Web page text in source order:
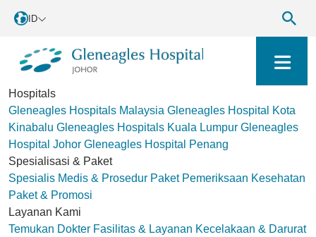
ID
Hospitals
Gleneagles Hospitals Malaysia Gleneagles Hospital Kota
Kinabalu Gleneagles Hospitals Kuala Lumpur Gleneagles
Hospital Johor Gleneagles Hospital Penang
Spesialisasi & Paket
Spesialis Medis & Prosedur Paket Pemeriksaan Kesehatan
Paket & Promosi
Layanan Kami
Temukan Dokter Fasilitas & Layanan Kecelakaan & Darurat